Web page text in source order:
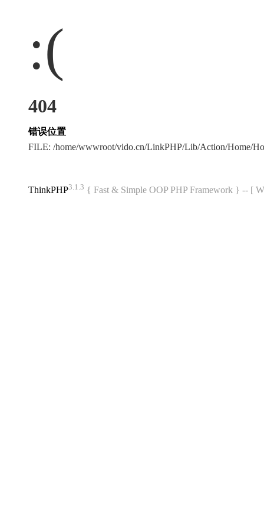
:(
404
错误位置
FILE: /home/wwwroot/vido.cn/LinkPHP/Lib/Action/Home/
ThinkPHP3.1.3 { Fast & Simple OOP PHP Framework } -- [